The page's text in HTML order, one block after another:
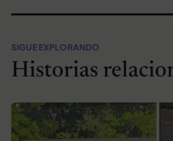
SIGUE EXPLORANDO
Historias